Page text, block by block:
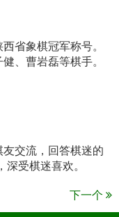
省象棋冠军称号。
、曹岩磊等棋手。
交流，回答棋迷的
受棋迷喜欢。
下一个